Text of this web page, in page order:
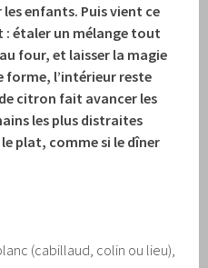
enfants. Puis vient ce
étaler un mélange tout
four, et laisser la magie
forme, l’intérieur reste
citron fait avancer les
les plus distraites
plat, comme si le dîner
(cabillaud, colin ou lieu),